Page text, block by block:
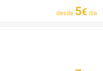
desde 5€ día